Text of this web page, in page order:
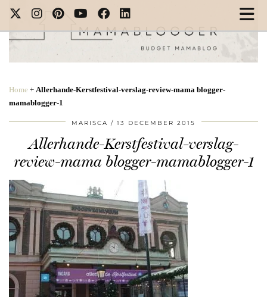
Home + Allerhande-Kerstfestival-verslag-review-mama blogger-
mamablogger-1
MARISCA 13 DECEMBER 2015
Allerhande-Kerstfestival-verslag-
review-mama blogger-mamablogger-1